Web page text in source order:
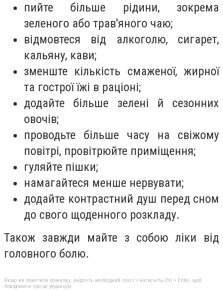
пийте більше рідини, зокрема
зеленого або трав'яного чаю;
відмовтеся від алкоголю, сигарет,
кальяну, кави;
зменште кількість смаженої, жирної
та гострої їжі в раціоні;
додайте більше зелені й сезонних
овочів;
проводьте більше часу на свіжому
повітрі, провітрюйте приміщення;
гуляйте пішки;
намагайтеся менше нервувати;
додайте контрастний душ перед сном
до свого щоденного розкладу.
Також завжди майте з собою ліки від
головного болю.
Якщо ви помітили помилку, виділіть необхідний текст і натисніть Ctrl + Enter, щоб
повідомити про це редакцію